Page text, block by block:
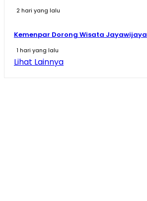
2 hari yang lalu
Kemenpar Dorong Wisata Jayawijaya
1 hari yang lalu
Lihat Lainnya